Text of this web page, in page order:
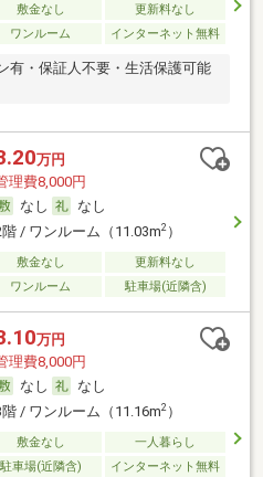
敷金なし
更新料なし
ワンルーム インターネット無料
有・保証人不要・生活保護可能
万円
理費8,000円
なし
なし
/ ワンルーム（11.03m2）
敷金なし
更新料なし
ワンルーム 駐車場(近隣含)
万円
理費8,000円
なし
なし
階 / ワンルーム（11.16m2）
敷金なし
一人暮らし
駐車場(近隣含) インターネット無料